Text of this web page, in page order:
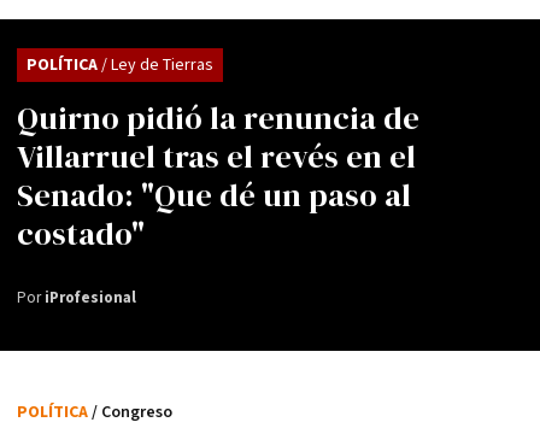
Quirno pidió la renuncia de
Villarruel tras el revés en el
Senado: "Que dé un paso al
costado"
POLÍTICA/ Ley de Tierras
PoriProfesional
POLÍTICA/ Congreso